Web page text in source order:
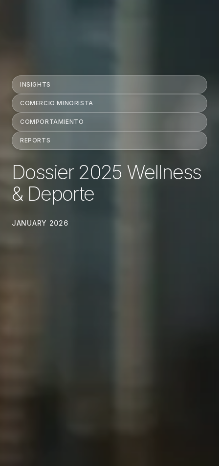
INSIGHTS
COMERCIO MINORISTA
COMPORTAMIENTO
REPORTS
Dossier 2025 Wellness
& Deporte
JANUARY 2026